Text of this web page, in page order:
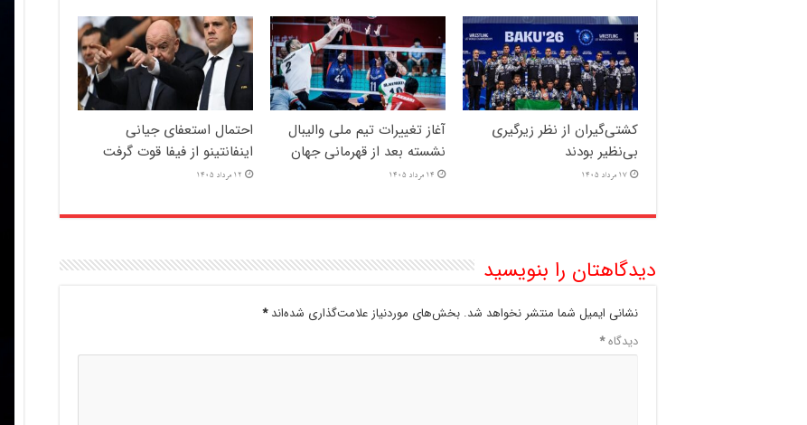
کشتی‌گیران از نظر زیرگیری
بی‌نظیر بودند
17 مرداد 1405
آغاز تغییرات تیم ملی والیبال
نشسته بعد از قهرمانی جهان
14 مرداد 1405
احتمال استعفای جیانی
اینفانتینو از فیفا قوت گرفت
12 مرداد 1405
دیدگاهتان را بنویسید
نشانی ایمیل شما منتشر نخواهد شد. بخش‌های موردنیاز علامت‌گذاری شده‌اند*
دیدگاه*